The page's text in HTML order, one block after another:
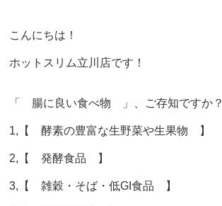
こんにちは！
ホットスリム立川店です！
「 腸に良い食べ物 」、ご存知ですか？
1,【 酵素の豊富な生野菜や生果物 】
2,【 発酵食品 】
3,【 雑穀・そば・低GI食品 】